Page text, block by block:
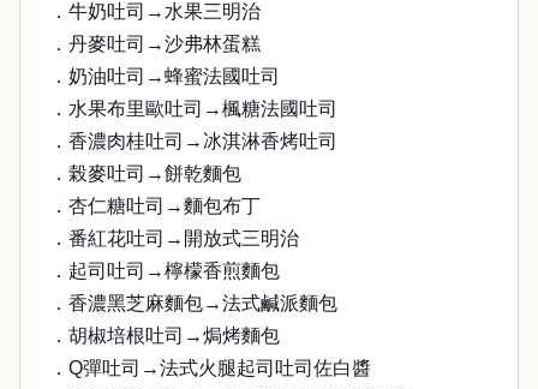
．牛奶吐司→水果三明治
．丹麥吐司→沙弗林蛋糕
．奶油吐司→蜂蜜法國吐司
．水果布里歐吐司→楓糖法國吐司
．香濃肉桂吐司→冰淇淋香烤吐司
．榖麥吐司→餅乾麵包
．杏仁糖吐司→麵包布丁
．番紅花吐司→開放式三明治
．起司吐司→檸檬香煎麵包
．香濃黑芝麻麵包→法式鹹派麵包
．胡椒培根吐司→焗烤麵包
．Q彈吐司→法式火腿起司吐司佐白醬